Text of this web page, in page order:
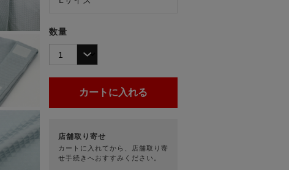
数量
店舗取り寄せ
カートに入れてから、店舗取り寄
せ手続きへおすすみください。